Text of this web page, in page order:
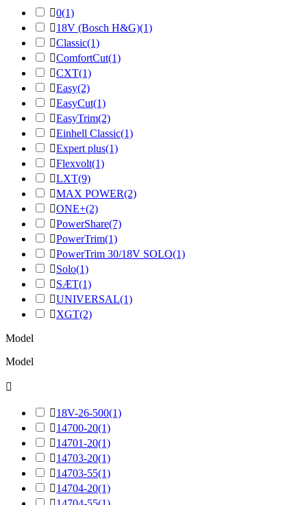
0(1)
18V (Bosch H&G)(1)
Classic(1)
ComfortCut(1)
CXT(1)
Easy(2)
EasyCut(1)
EasyTrim(2)
Einhell Classic(1)
Expert plus(1)
Flexvolt(1)
LXT(9)
MAX POWER(2)
ONE+(2)
PowerShare(7)
PowerTrim(1)
PowerTrim 30/18V SOLO(1)
Solo(1)
SÆT(1)
UNIVERSAL(1)
XGT(2)
Model
Model

18V-26-500(1)
14700-20(1)
14701-20(1)
14703-20(1)
14703-55(1)
14704-20(1)